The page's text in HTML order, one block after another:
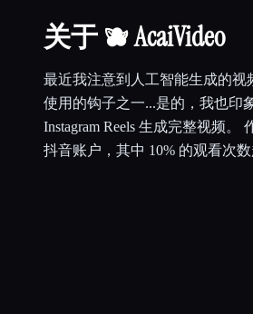
关于 🫐 AcaiVideo
最近我注意到人工智能生成的视
使用的钩子之一...是的，我也印
Instagram Reels 生成完整视频
抖音账户，其中 10% 的观看次